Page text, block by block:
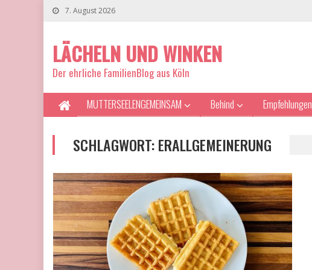
7. August 2026
LÄCHELN UND WINKEN
Der ehrliche FamilienBlog aus Köln
MUTTERSEELENGEMEINSAM Behind Empfehlungen
SCHLAGWORT:ERALLGEMEINERUNG